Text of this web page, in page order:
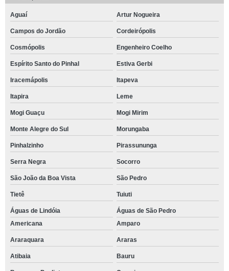
Aguaí Artur Nogueira
Campos do Jordão Cordeirópolis
Cosmópolis Engenheiro Coelho
Espírito Santo do Pinhal Estiva Gerbi
Iracemápolis Itapeva
Itapira Leme
Mogi Guaçu Mogi Mirim
Monte Alegre do Sul Morungaba
Pinhalzinho Pirassununga
Serra Negra Socorro
São João da Boa Vista São Pedro
Tietê Tuiuti
Águas de Lindóia
Águas de São Pedro
Americana
Amparo
Araraquara Araras
Atibaia Bauru